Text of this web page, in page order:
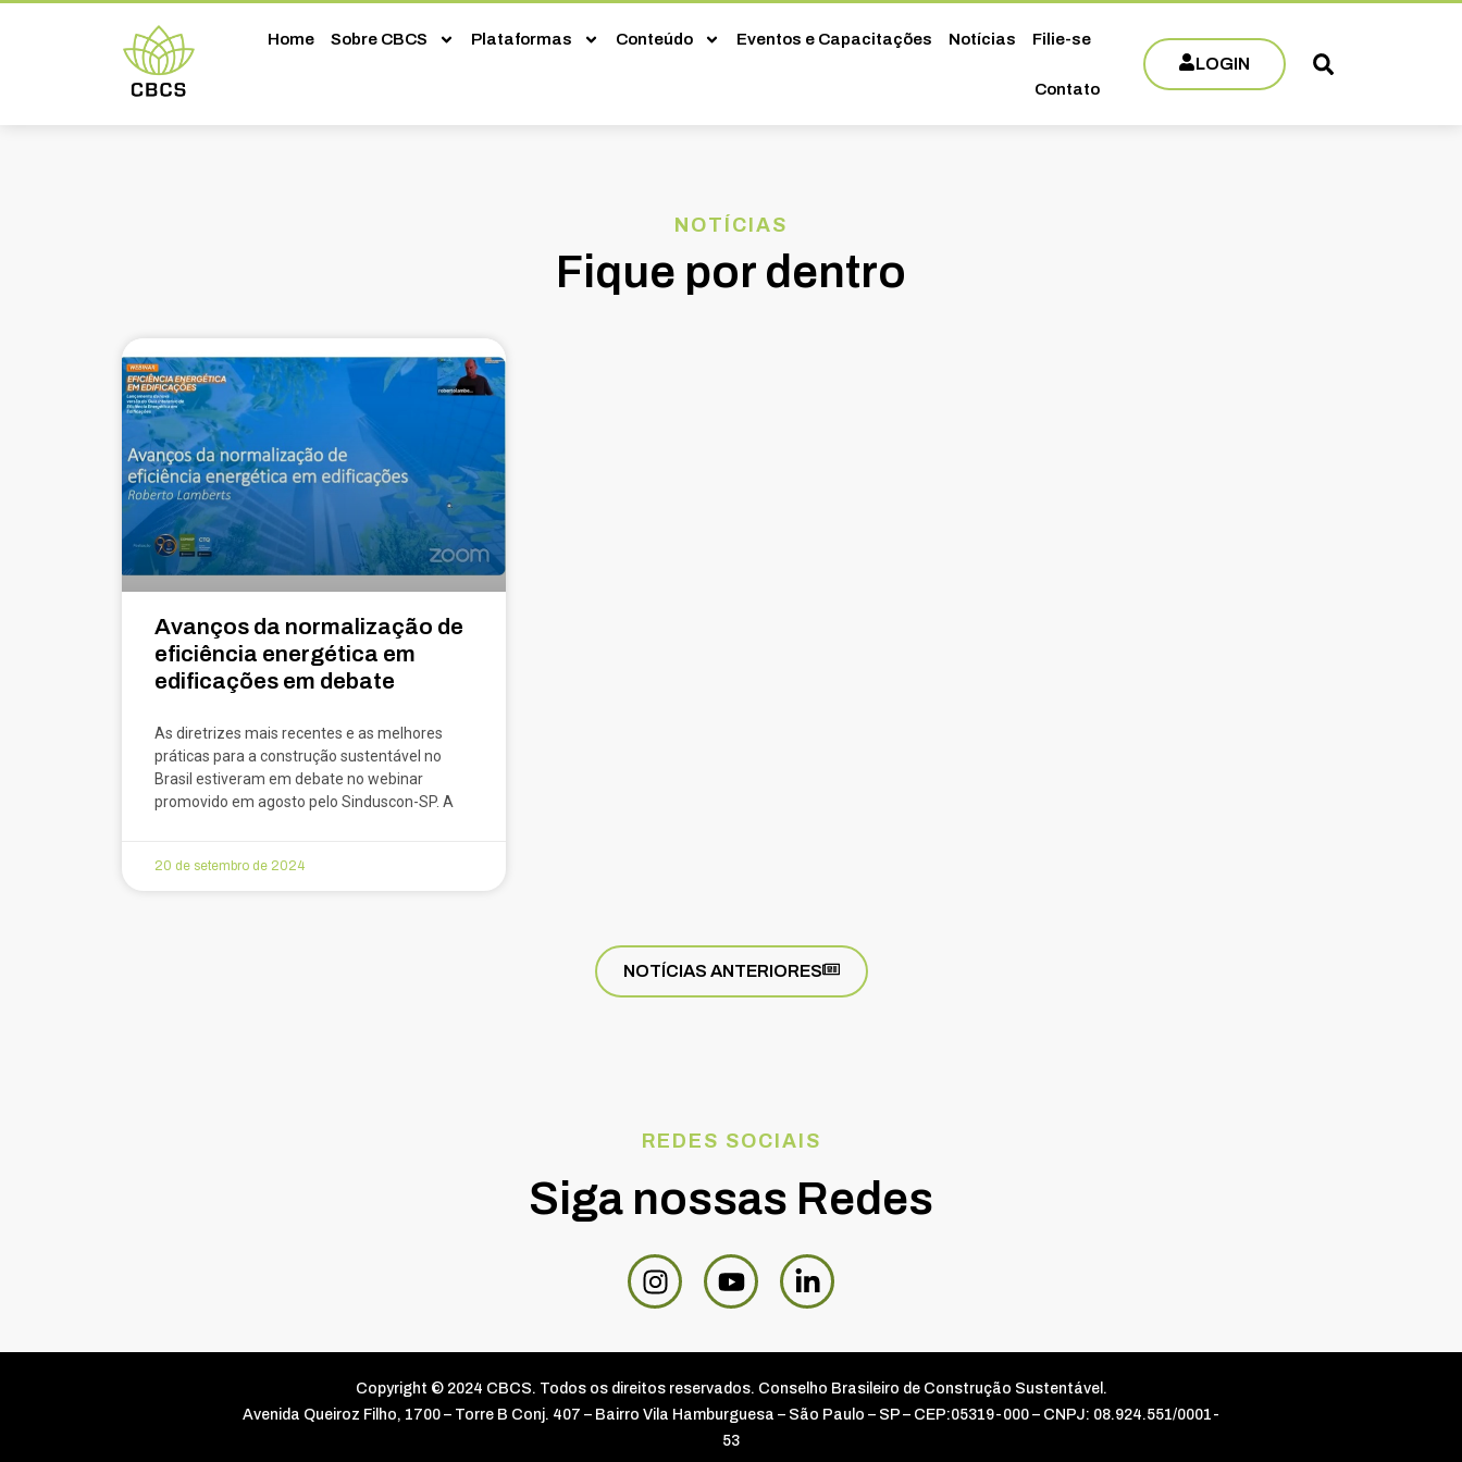
Home Sobre CBCS Plataformas Conteúdo Eventos e Capacitações Notícias Filie-se
Contato
LOGIN
NOTÍCIAS
Fique por dentro
Avanços da normalização de
eficiência energética em
edificações em debate
As diretrizes mais recentes e as melhores
práticas para a construção sustentável no
Brasil estiveram em debate no webinar
promovido em agosto pelo Sinduscon-SP. A
20 de setembro de 2024
NOTÍCIAS ANTERIORES
REDES SOCIAIS
Siga nossas Redes
Copyright © 2024 CBCS. Todos os direitos reservados. Conselho Brasileiro de Construção Sustentável.
Avenida Queiroz Filho, 1700 – Torre B Conj. 407 – Bairro Vila Hamburguesa – São Paulo – SP – CEP:05319-000 – CNPJ: 08.924.551/0001-
53